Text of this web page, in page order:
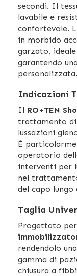
secondi. Il
lavabile e
confortevole.
in morbido
garzato,
garantendo
personalizzata.
Indicazioni
Il RO+TEN
trattamento
lussazioni
È
operatorio
interventi per
nel
del capo
Taglia
Progettato
rendendolo
gamma di
chiusura a